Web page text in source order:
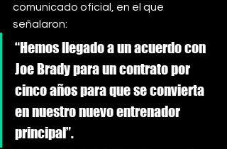
comunicado oficial, en el que
señalaron:
“Hemos llegado a un acuerdo con
Joe Brady para un contrato por
cinco años para que se convierta
en nuestro nuevo entrenador
principal”.